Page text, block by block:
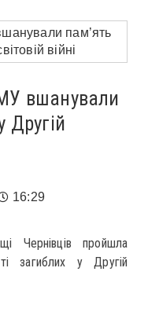
вшанували
Другій
16:29
Чернівців пройшла
загиблих у Другій